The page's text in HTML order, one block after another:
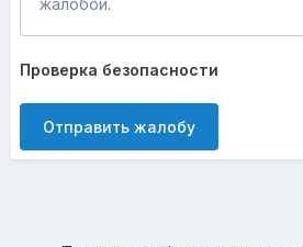
жалобой.
Проверка безопасности
Отправить жалобу